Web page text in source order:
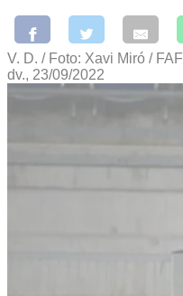
V. D. / Foto: Xavi Miró / FAF
dv., 23/09/2022